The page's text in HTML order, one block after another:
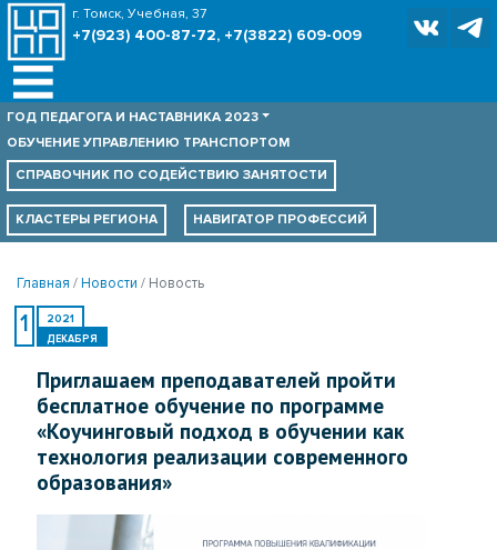
г. Томск, Учебная, 37
+7(923) 400-87-72, +7(3822) 609-009
ГОД ПЕДАГОГА И НАСТАВНИКА 2023
ОБУЧЕНИЕ УПРАВЛЕНИЮ ТРАНСПОРТОМ
СПРАВОЧНИК ПО СОДЕЙСТВИЮ ЗАНЯТОСТИ
КЛАСТЕРЫ РЕГИОНА НАВИГАТОР ПРОФЕССИЙ
Главная Новости Новость
1 2021
ДЕКАБРЯ
Приглашаем преподавателей пройти
бесплатное обучение по программе
«Коучинговый подход в обучении как
технология реализации современного
образования»